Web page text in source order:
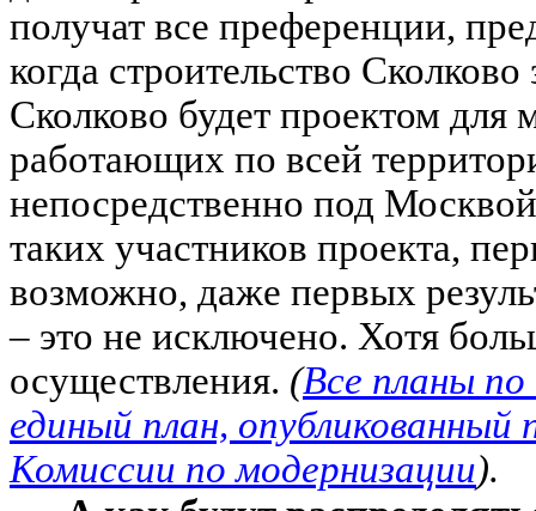
получат все преференции,
когда строительство
Сколково будет проектом
работающих по всей
непосредственно под
таких участников проекта,
возможно, даже первых
– это не исключено. Хотя
осуществления. (Все планы
единый план, опубликованный
Комиссии по модернизации).